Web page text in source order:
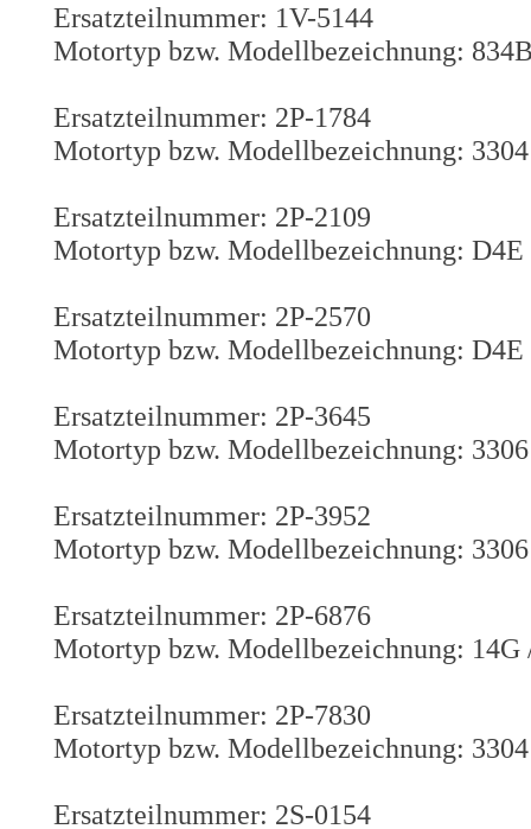
Ersatzteilnummer: 1V-5144
Motortyp bzw. Modellbezeichnung:
Ersatzteilnummer: 2P-1784
Motortyp bzw. Modellbezeichnung:
Ersatzteilnummer: 2P-2109
Motortyp bzw. Modellbezeichnung:
Ersatzteilnummer: 2P-2570
Motortyp bzw. Modellbezeichnung:
Ersatzteilnummer: 2P-3645
Motortyp bzw. Modellbezeichnung:
Ersatzteilnummer: 2P-3952
Motortyp bzw. Modellbezeichnung: 3306
Ersatzteilnummer: 2P-6876
Motortyp bzw. Modellbezeichnung: 14G
Ersatzteilnummer: 2P-7830
Motortyp bzw. Modellbezeichnung:
Ersatzteilnummer: 2S-0154